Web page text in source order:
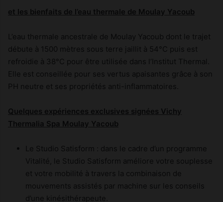
et les bienfaits de l’eau thermale de Moulay Yacoub
L’eau thermale ancestrale de Moulay Yacoub dont le trajet
débute à 1500 mètres sous terre jaillit à 54°C puis est
refroidie à 38°C pour être utilisée dans l’Institut Thermal.
Elle est conseillée pour ses vertus apaisantes grâce à son
PH neutre et ses propriétés anti-inflammatoires.
Quelques expériences exclusives signées Vichy
Thermalia Spa Moulay Yacoub
Le Studio Satisform : dans le cadre d’un programme
Vitalité, le Studio Satisform améliore votre souplesse
et votre mobilité à travers la combinaison de
mouvements assistés par machine sur les conseils
d’une kinésithérapeute.